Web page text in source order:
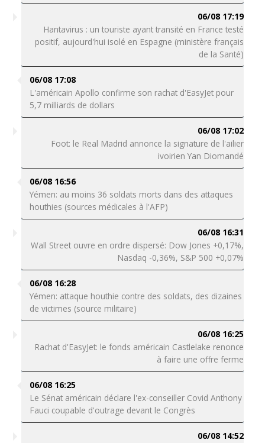
06/08 17:19
Hantavirus : un touriste ayant transité en France testé
positif, aujourd'hui isolé en Espagne (ministère français
de la Santé)
06/08 17:08
L'américain Apollo confirme son rachat d'EasyJet pour
5,7 milliards de dollars
06/08 17:02
Foot: le Real Madrid annonce la signature de l'ailier
ivoirien Yan Diomandé
06/08 16:56
Yémen: au moins 36 soldats morts dans des attaques
houthies (sources médicales à l'AFP)
06/08 16:31
Wall Street ouvre en ordre dispersé: Dow Jones +0,17%,
Nasdaq -0,36%, S&P 500 +0,07%
06/08 16:28
Yémen: attaque houthie contre des soldats, des dizaines
de victimes (source militaire)
06/08 16:25
Rachat d'EasyJet: le fonds américain Castlelake renonce
à faire une offre ferme
06/08 16:25
Le Sénat américain déclare l'ex-conseiller Covid Anthony
Fauci coupable d'outrage devant le Congrès
06/08 14:52